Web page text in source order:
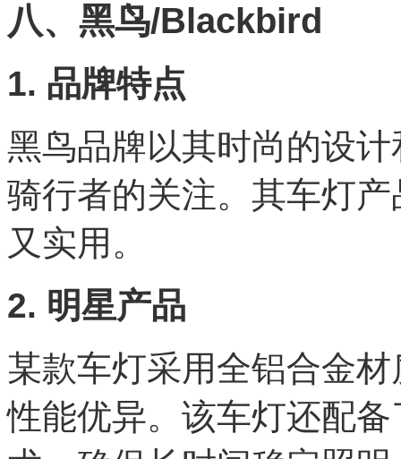
八、黑鸟/Blackbird
1. 品牌特点
黑鸟品牌以其时尚的设
骑行者的关注。其车灯
又实用。
2. 明星产品
某款车灯采用全铝合金
性能优异。该车灯还配